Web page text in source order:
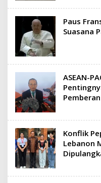
Paus
Suasana
ASEAN-
Konflik
Lebanon